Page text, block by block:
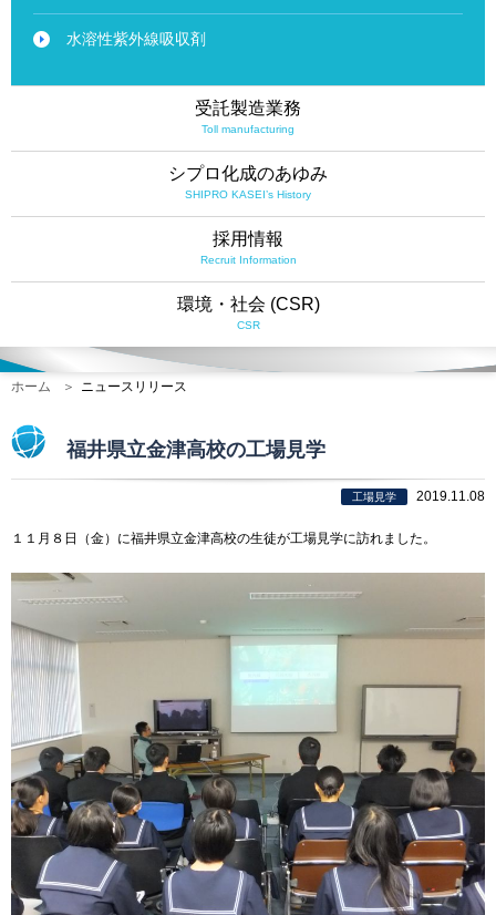
水溶性紫外線吸収剤
受託製造業務
Toll manufacturing
シプロ化成のあゆみ
SHIPRO KASEI’s History
採用情報
Recruit Information
環境・社会 (CSR)
CSR
ホーム ニュースリリース
福井県立金津高校の工場見学
工場見学 2019.11.08
１１月８日（金）に福井県立金津高校の生徒が工場見学に訪れました。